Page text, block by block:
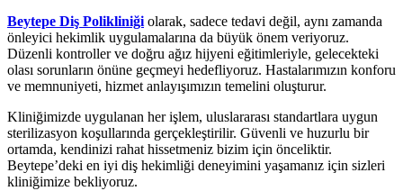
Beytepe Diş Polikliniği olarak, sadece tedavi değil, aynı zamanda
önleyici hekimlik uygulamalarına da büyük önem veriyoruz.
Düzenli kontroller ve doğru ağız hijyeni eğitimleriyle, gelecekteki
olası sorunların önüne geçmeyi hedefliyoruz. Hastalarımızın konforu
ve memnuniyeti, hizmet anlayışımızın temelini oluşturur.
Kliniğimizde uygulanan her işlem, uluslararası standartlara uygun
sterilizasyon koşullarında gerçekleştirilir. Güvenli ve huzurlu bir
ortamda, kendinizi rahat hissetmeniz bizim için önceliktir.
Beytepe’deki en iyi diş hekimliği deneyimini yaşamanız için sizleri
kliniğimize bekliyoruz.